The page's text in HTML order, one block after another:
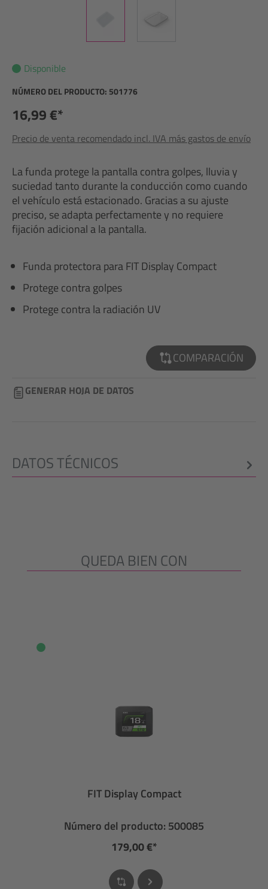
Disponible
NÚMERO DEL PRODUCTO: 501776
16,99 €*
Precio de venta recomendado incl. IVA más gastos de envío
La funda protege la pantalla contra golpes, lluvia y
suciedad tanto durante la conducción como cuando
el vehículo está estacionado. Gracias a su ajuste
preciso, se adapta perfectamente y no requiere
fijación adicional a la pantalla.
Funda protectora para FIT Display Compact
Protege contra golpes
Protege contra la radiación UV
COMPARACIÓN
GENERAR HOJA DE DATOS
DATOS TÉCNICOS
Omitir la galería de productos
QUEDA BIEN CON
FIT Display Compact
Número del producto: 500085
179,00 €*